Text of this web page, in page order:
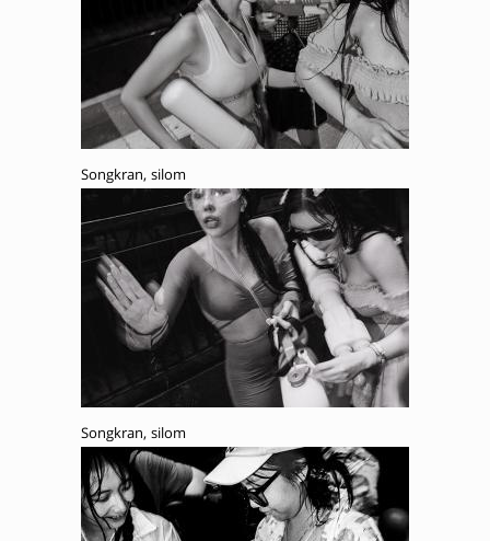
Songkran, silom
Songkran, silom